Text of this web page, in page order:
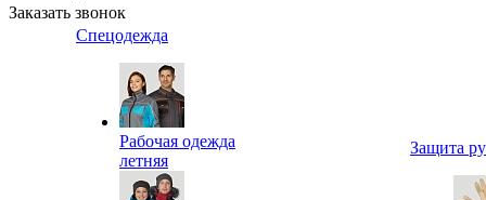
Заказать звонок
Спецодежда
Рабочая одежда
летняя
Защита